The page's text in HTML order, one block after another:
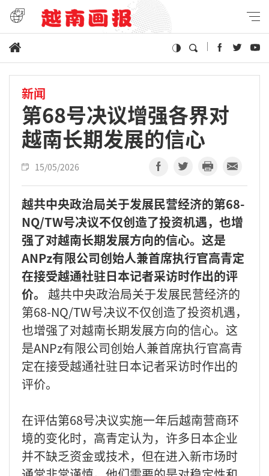
新闻
第68号决议增强各界对
越南长期发展的信心
15/05/2026
越共中央政治局关于发展民营经济的第68-
NQ/TW号决议不仅创造了投资机遇，也增
强了对越南长期发展方向的信心。这是
ANPz有限公司创始人兼首席执行官高青定
在接受越通社驻日本记者采访时作出的评
价。
越共中央政治局关于发展民营经济的
第68-NQ/TW号决议不仅创造了投资机遇，
也增强了对越南长期发展方向的信心。这
是ANPz有限公司创始人兼首席执行官高青
定在接受越通社驻日本记者采访时作出的
评价。
在评估第68号决议实施一年后越南营商环
境的变化时，高青定认为，许多日本企业
并不缺乏资金或技术，但在进入新市场时